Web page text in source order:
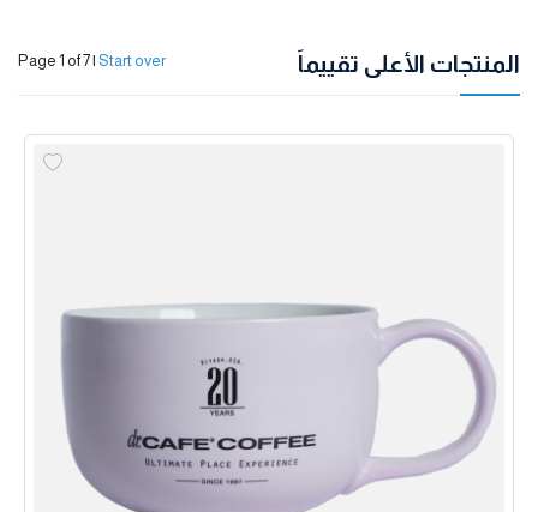
المنتجات الأعلى تقييماً Page 1 of 7| Start over